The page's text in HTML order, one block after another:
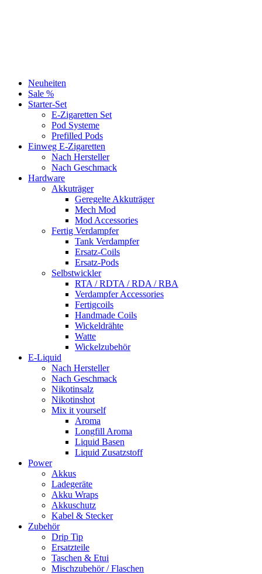
Neuheiten
Sale %
Starter-Set
E-Zigaretten Set
Pod Systeme
Prefilled Pods
Einweg E-Zigaretten
Nach Hersteller
Nach Geschmack
Hardware
Akkuträger
Geregelte Akkuträger
Mech Mod
Mod Accessories
Fertig Verdampfer
Tank Verdampfer
Ersatz-Coils
Ersatz-Pods
Selbstwickler
RTA / RDTA / RDA / RBA
Verdampfer Accessories
Fertigcoils
Handmade Coils
Wickeldrähte
Watte
Wickelzubehör
E-Liquid
Nach Hersteller
Nach Geschmack
Nikotinsalz
Nikotinshot
Mix it yourself
Aroma
Longfill Aroma
Liquid Basen
Liquid Zusatzstoff
Power
Akkus
Ladegeräte
Akku Wraps
Akkuschutz
Kabel & Stecker
Zubehör
Drip Tip
Ersatzteile
Taschen & Etui
Mischzubehör / Flaschen